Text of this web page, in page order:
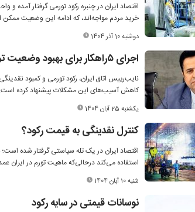
اقتصاد ایران در چنبره رکود تورمی گرفتار
خرید مردم مواجه‌اند، که ادامه این وضعیت
دوشنبه 10 آذر 1404
اجرای ۵راهکار برای بهبود وضعیت تولید
نایب‌رییس اتاق ایران، رکود تورمی و کمبود
کاهش آسیب‌های این مشکلات پیشنهاد کرده است.
یکشنبه 25 آبان 1404
کنترل نقدینگی به قیمت رکود؟
اقتصاد ایران در یک تله سیاستی گرفتار شده
استفاده می‌کند در‌حالی‌که ماهیت تورم در ایران
شنبه 10 آبان 1404
نوسانات قیمتی در سایه رکود